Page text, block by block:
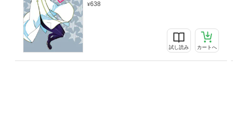
638
試し読み カートへ